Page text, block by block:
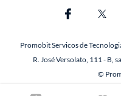
Promobit Servicos de
R. José Versolato, 111 - B,
©